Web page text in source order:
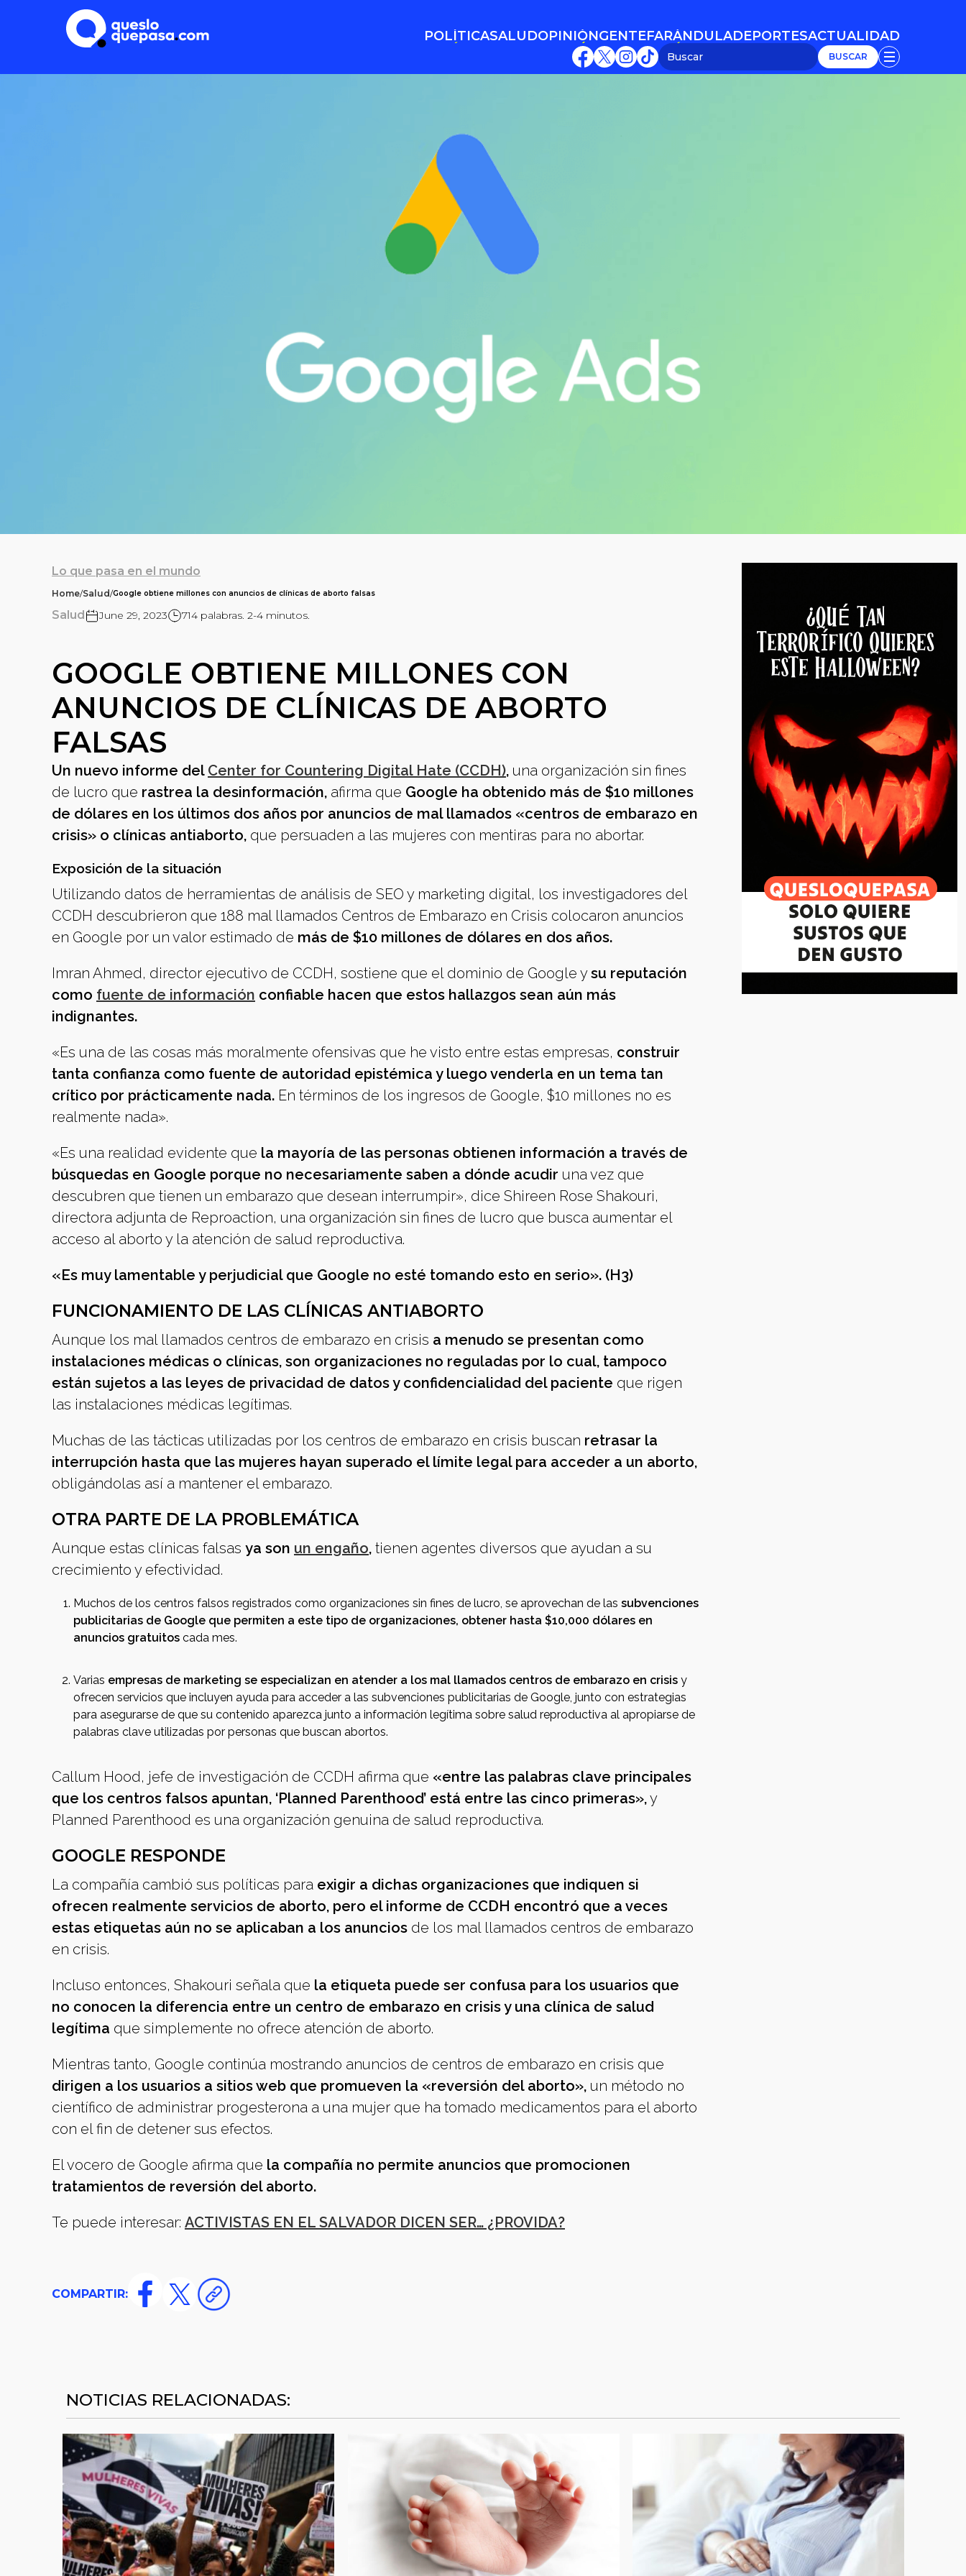
POLÍTICASALUDOPINIÓN
OPINIÓN
GENTE
GENTE
FARÁNDULA
FARÁNDULA
DEPORTESACTUALIDAD
ACTUALIDAD
Lo que pasa en el mundo
Home/Salud/Google obtiene millones con anuncios de clínicas de aborto falsas
Salud June 29, 2023 714 palabras. 2-4 minutos.
GOOGLE OBTIENE MILLONES CON
ANUNCIOS DE CLÍNICAS DE ABORTO
FALSAS
Un nuevo informe del Center for Countering Digital Hate (CCDH), una organización sin fines
de lucro que rastrea la desinformación, afirma que Google ha obtenido más de $10 millones
de dólares en los últimos dos años por anuncios de mal llamados «centros de embarazo en
crisis» o clínicas antiaborto, que persuaden a las mujeres con mentiras para no abortar.
Exposición de la situación
Utilizando datos de herramientas de análisis de SEO y marketing digital, los investigadores del
CCDH descubrieron que 188 mal llamados Centros de Embarazo en Crisis colocaron anuncios
en Google por un valor estimado de más de $10 millones de dólares en dos años.
Imran Ahmed, director ejecutivo de CCDH, sostiene que el dominio de Google ysu reputación
como fuente de información confiable hacen que estos hallazgos sean aún más
indignantes.
«Es una de las cosas más moralmente ofensivas que he visto entre estas empresas, construir
tanta confianza como fuente de autoridad epistémica y luego venderla en un tema tan
crítico por prácticamente nada. En términos de los ingresos de Google, $10 millones no es
realmente nada».
«Es una realidad evidente que la mayoría de las personas obtienen información a través de
búsquedas en Google porque no necesariamente saben a dónde acudir una vez que
descubren que tienen un embarazo que desean interrumpir», dice Shireen Rose Shakouri,
directora adjunta de Reproaction, una organización sin fines de lucro que busca aumentar el
acceso al aborto y la atención de salud reproductiva.
«Es muy lamentable y perjudicial que Google no esté tomando esto en serio». (H3)
FUNCIONAMIENTO DE LAS CLÍNICAS ANTIABORTO
Aunque los mal llamados centros de embarazo en crisis a menudo se presentan como
instalaciones médicas o clínicas, son organizaciones no reguladas por lo cual, tampoco
están sujetos a las leyes de privacidad de datos y confidencialidad del paciente que rigen
las instalaciones médicas legítimas.
Muchas de las tácticas utilizadas por los centros de embarazo en crisis buscan retrasar la
interrupción hasta que las mujeres hayan superado el límite legal para acceder a un aborto,
obligándolas así a mantener el embarazo.
OTRA PARTE DE LA PROBLEMÁTICA
Aunque estas clínicas falsas ya son un engaño, tienen agentes diversos que ayudan a su
crecimiento y efectividad.
Muchos de los centros falsos registrados como organizaciones sin fines de lucro, se aprovechan de las subvenciones
publicitarias de Google que permiten a este tipo de organizaciones, obtener hasta $10,000 dólares en
anuncios gratuitos cada mes.
Varias empresas de marketing se especializan en atender a los mal llamados centros de embarazo en crisis y
ofrecen servicios que incluyen ayuda para acceder a las subvenciones publicitarias de Google, junto con estrategias
para asegurarse de que su contenido aparezca junto a información legítima sobre salud reproductiva al apropiarse de
palabras clave utilizadas por personas que buscan abortos.
Callum Hood, jefe de investigación de CCDH afirma que «entre las palabras clave principales
que los centros falsos apuntan, ‘Planned Parenthood’ está entre las cinco primeras»,y
Planned Parenthood es una organización genuina de salud reproductiva.
GOOGLE RESPONDE
La compañía cambió sus políticas para exigir a dichas organizaciones que indiquen si
ofrecen realmente servicios de aborto, pero el informe de CCDH encontró que a veces
estas etiquetas aún no se aplicaban a los anuncios de los mal llamados centros de embarazo
en crisis.
Incluso entonces, Shakouri señala que la etiqueta puede ser confusa para los usuarios que
no conocen la diferencia entre un centro de embarazo en crisis y una clínica de salud
legítima que simplemente no ofrece atención de aborto.
Mientras tanto, Google continúa mostrando anuncios de centros de embarazo en crisis que
dirigen a los usuarios a sitios web que promueven la «reversión del aborto», un método no
científico de administrar progesterona a una mujer que ha tomado medicamentos para el aborto
con el fin de detener sus efectos.
El vocero de Google afirma que la compañía no permite anuncios que promocionen
tratamientos de reversión del aborto.
Te puede interesar: ACTIVISTAS EN EL SALVADOR DICEN SER… ¿PROVIDA?
COMPARTIR:
NOTICIAS RELACIONADAS: